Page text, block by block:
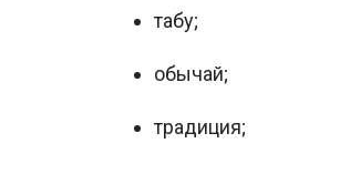
табу;
обычай;
традиция;